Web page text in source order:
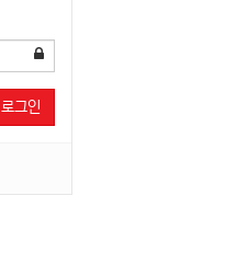
로그인